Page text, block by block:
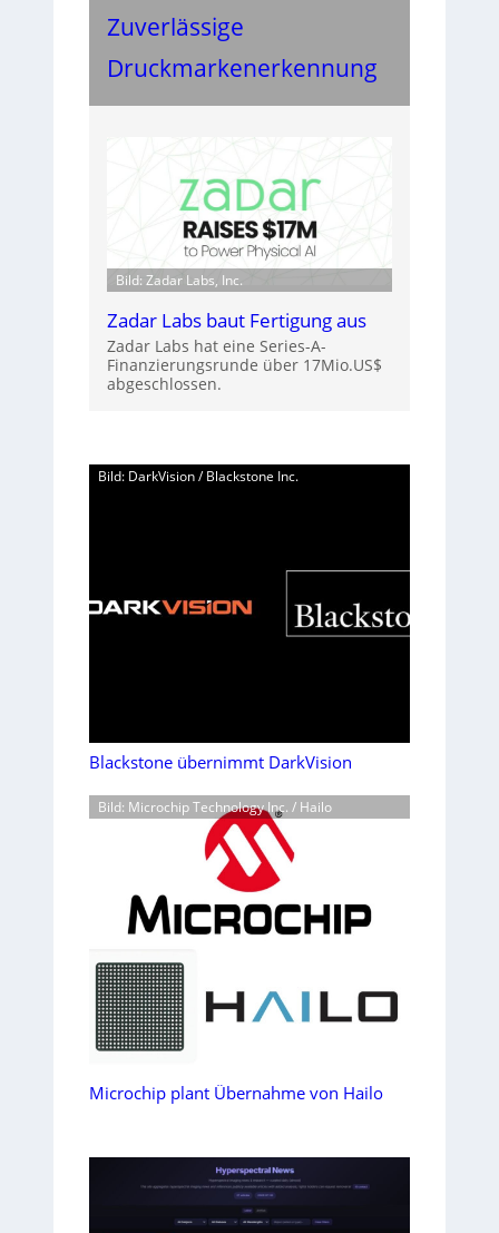
Zuverlässige
Druckmarkenerkennung
Bild: Zadar Labs, Inc.
Zadar Labs baut Fertigung aus
Zadar Labs hat eine Series-A-
Finanzierungsrunde über 17Mio.US$
abgeschlossen.
Bild: DarkVision / Blackstone Inc.
Blackstone übernimmt DarkVision
Bild: Microchip Technology Inc. / Hailo
Microchip plant Übernahme von Hailo